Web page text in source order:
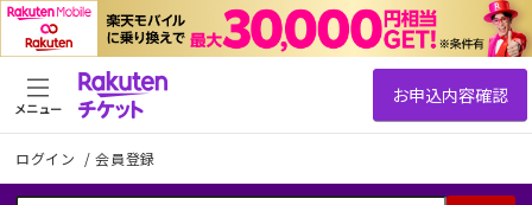
ログイン /会員登録
メニュー